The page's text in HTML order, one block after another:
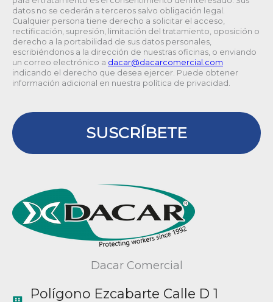
datos no se cederán a terceros salvo obligación legal.
Cualquier persona tiene derecho a solicitar el acceso,
rectificación, supresión, limitación del tratamiento, oposición o
derecho a la portabilidad de sus datos personales,
escribiéndonos a la dirección de nuestras oficinas, o enviando
un correo electrónico a
moc.laicremocracad
@racad
indicando el derecho que desea ejercer. Puede obtener
información adicional en nuestra política de privacidad.
SUSCRÍBETE
Dacar Comercial
Polígono Ezcabarte Calle D 1